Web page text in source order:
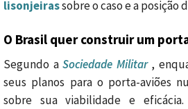
lisonjeirassobre o caso e a posição
O Brasil quer construir um
Segundo aSociedade Militar ,
seus planos para o porta-aviões
sobre sua viabilidade e